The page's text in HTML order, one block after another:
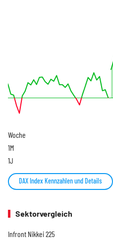
Woche
1M
1J
DAX Index Kennzahlen und Details
Sektorvergleich
Infront Nikkei 225